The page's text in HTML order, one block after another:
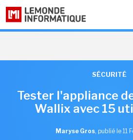
SÉCURITÉ
Tester l'appliance
Wallix avec 15
Maryse Gros, publié le 11